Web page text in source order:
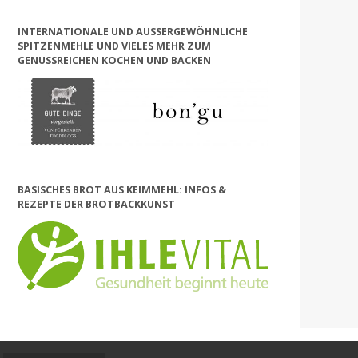
INTERNATIONALE UND AUSSERGEWÖHNLICHE S
PITZENMEHLE UND VIELES MEHR ZUM G
ENUSSREICHEN KOCHEN UND BACKEN
BASISCHES BROT AUS KEIMMEHL: INFOS &
REZEPTE DER BROTBACKKUNST